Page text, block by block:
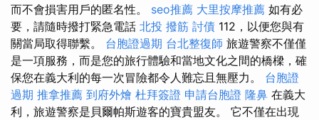
而不會損害用戶的匿名性。 seo推薦 大里按摩推薦 如有必
要，請隨時撥打緊急電話 北投 撥筋 討債 112，以便您與有
關當局取得聯繫。 台胞證過期 台北整復師 旅遊警察不僅僅
是一項服務，而是您的旅行體驗和當地文化之間的橋樑，確
保您在義大利的每一次冒險都令人難忘且無壓力。 台胞證
過期 推拿推薦 到府外燴 杜拜簽證 申請台胞證 隆鼻 在義大
利，旅遊警察是貝爾帕斯遊客的寶貴盟友。 它不僅在出現